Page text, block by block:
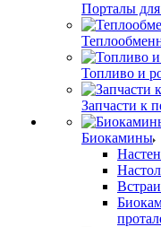
Порталы
Топливо и
Запчасти к
Биокамины